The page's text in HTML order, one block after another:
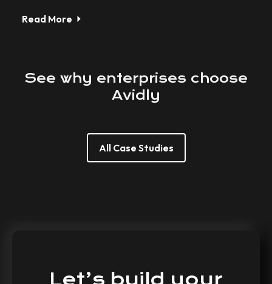
Read More
See why enterprises choose
Avidly
All Case Studies
Let’s build your